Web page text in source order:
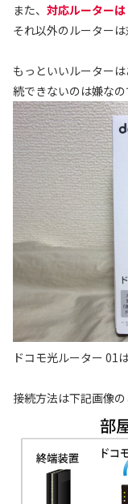
また、 対応ルーター
それ以外のルーターは
もっといいルーター
続できないのは嫌なの
ドコモ光ルーター 01
接続方法は下記画像の